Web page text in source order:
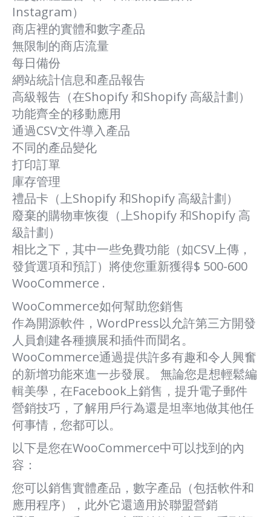
Instagram）
商店裡的實體和數字產品
無限制的商店流量
每日備份
網站統計信息和產品報告
高級報告（在Shopify 和Shopify 高級計劃）
功能齊全的移動應用
通過CSV文件導入產品
不同的產品變化
打印訂單
庫存管理
禮品卡（上Shopify 和Shopify 高級計劃）
廢棄的購物車恢復（上Shopify 和Shopify 高
級計劃）
相比之下，其中一些免費功能（如CSV上傳，
發貨選項和預訂）將使您重新獲得$ 500-600
WooCommerce .
WooCommerce如何幫助您銷售
作為開源軟件，WordPress以允許第三方開發
人員創建各種擴展和插件而聞名。
WooCommerce通過提供許多有趣和令人興奮
的新增功能來進一步發展。 無論您是想輕鬆編
輯美學，在Facebook上銷售，提升電子郵件
營銷技巧，了解用戶行為還是坦率地做其他任
何事情，您都可以。
以下是您在WooCommerce中可以找到的內
容：
您可以銷售實體產品，數字產品（包括軟件和
應用程序），此外它還適用於聯盟營銷